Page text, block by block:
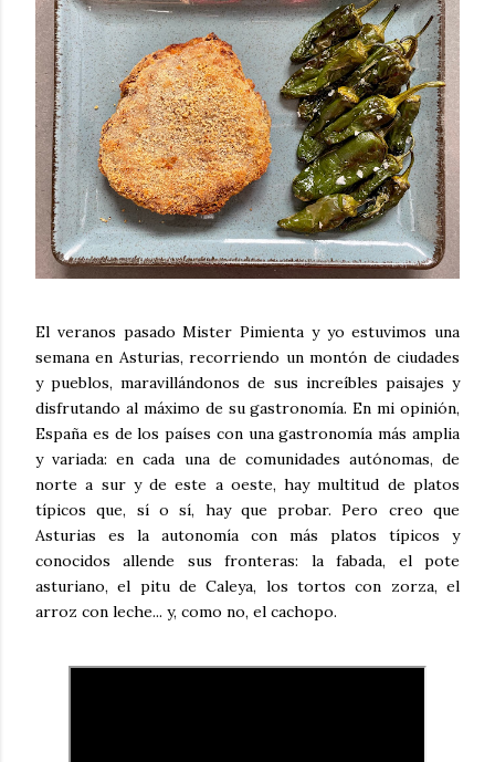
El veranos pasado Mister Pimienta y yo estuvimos una
semana en Asturias, recorriendo un montón de ciudades
y pueblos, maravillándonos de sus increíbles paisajes y
disfrutando al máximo de su gastronomía. En mi opinión,
España es de los países con una gastronomía más amplia
y variada: en cada una de comunidades autónomas, de
norte a sur y de este a oeste, hay multitud de platos
típicos que, sí o sí, hay que probar. Pero creo que
Asturias es la autonomía con más platos típicos y
conocidos allende sus fronteras: la fabada, el pote
asturiano, el pitu de Caleya, los tortos con zorza, el
arroz con leche... y, como no, el cachopo.